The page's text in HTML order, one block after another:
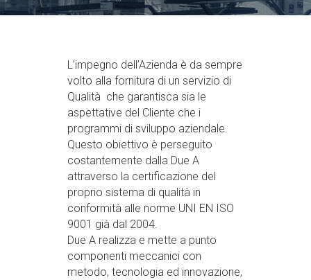
L’impegno dell’Azienda è da sempre
volto alla fornitura di un servizio di
Qualità che garantisca sia le
aspettative del Cliente che i
programmi di sviluppo aziendale.
Questo obiettivo è perseguito
costantemente dalla Due A
attraverso la certificazione del
proprio sistema di qualità in
conformità alle norme UNI EN ISO
9001 già dal 2004.
Due A realizza e mette a punto
componenti meccanici con
metodo, tecnologia ed innovazione,